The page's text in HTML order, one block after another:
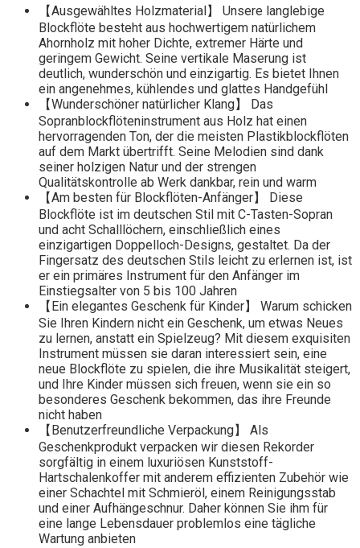
【Ausgewähltes Holzmaterial】 Unsere langlebige
Blockflöte besteht aus hochwertigem natürlichem
Ahornholz mit hoher Dichte, extremer Härte und
geringem Gewicht. Seine vertikale Maserung ist
deutlich, wunderschön und einzigartig. Es bietet Ihnen
ein angenehmes, kühlendes und glattes Handgefühl
【Wunderschöner natürlicher Klang】 Das
Sopranblockflöteninstrument aus Holz hat einen
hervorragenden Ton, der die meisten Plastikblockflöten
auf dem Markt übertrifft. Seine Melodien sind dank
seiner holzigen Natur und der strengen
Qualitätskontrolle ab Werk dankbar, rein und warm
【Am besten für Blockflöten-Anfänger】 Diese
Blockflöte ist im deutschen Stil mit C-Tasten-Sopran
und acht Schalllöchern, einschließlich eines
einzigartigen Doppelloch-Designs, gestaltet. Da der
Fingersatz des deutschen Stils leicht zu erlernen ist, ist
er ein primäres Instrument für den Anfänger im
Einstiegsalter von 5 bis 100 Jahren
【Ein elegantes Geschenk für Kinder】 Warum schicken
Sie Ihren Kindern nicht ein Geschenk, um etwas Neues
zu lernen, anstatt ein Spielzeug? Mit diesem exquisiten
Instrument müssen sie daran interessiert sein, eine
neue Blockflöte zu spielen, die ihre Musikalität steigert,
und Ihre Kinder müssen sich freuen, wenn sie ein so
besonderes Geschenk bekommen, das ihre Freunde
nicht haben
【Benutzerfreundliche Verpackung】 Als
Geschenkprodukt verpacken wir diesen Rekorder
sorgfältig in einem luxuriösen Kunststoff-
Hartschalenkoffer mit anderem effizienten Zubehör wie
einer Schachtel mit Schmieröl, einem Reinigungsstab
und einer Aufhängeschnur. Daher können Sie ihm für
eine lange Lebensdauer problemlos eine tägliche
Wartung anbieten